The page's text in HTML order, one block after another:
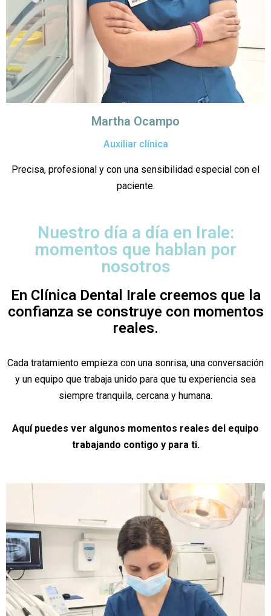
Martha Ocampo
Auxiliar clínica
Precisa, profesional y con una sensibilidad especial con el
paciente.
Nuestro día a día en Irale:
momentos que hablan por
nosotros
En Clínica Dental Irale creemos que la
confianza se construye con momentos
reales.
Cada tratamiento empieza con una sonrisa, una conversación
y un equipo que trabaja unido para que tu experiencia sea
siempre tranquila, cercana y humana.
Aquí puedes ver algunos momentos reales del equipo
trabajando contigo y para ti.